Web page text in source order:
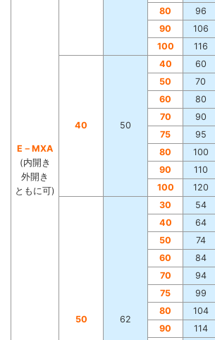
E－MXA
(内開き
外開き
ともに可)
80
96
90
106
100
116
40 50
40 60
50
70
60
80
70
90
75
95
80
100
90
110
100
120
50 62
30 54
40
64
50
74
60
84
70
94
75
99
80
104
90
114